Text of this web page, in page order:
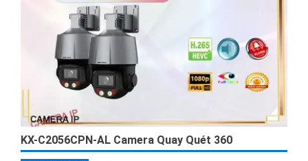
KX-C2056CPN-AL Camera Quay Quét 360